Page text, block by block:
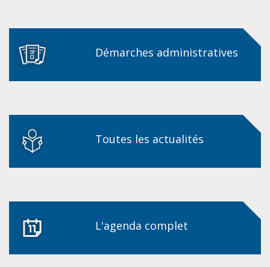
Démarches administratives
Toutes les actualités
L'agenda complet